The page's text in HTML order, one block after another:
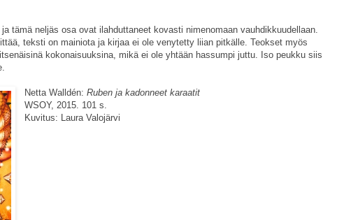
ja tämä neljäs osa ovat ilahduttaneet kovasti nimenomaan vauhdikkuudellaan.
teksti on mainiota ja kirjaa ei ole venytetty liian pitkälle. Teokset myös
kokonaisuuksina, mikä ei ole yhtään hassumpi juttu. Iso peukku siis
Netta Walldén:Ruben ja kadonneet karaatit
WSOY, 2015. 101 s.
Kuvitus: Laura Valojärvi